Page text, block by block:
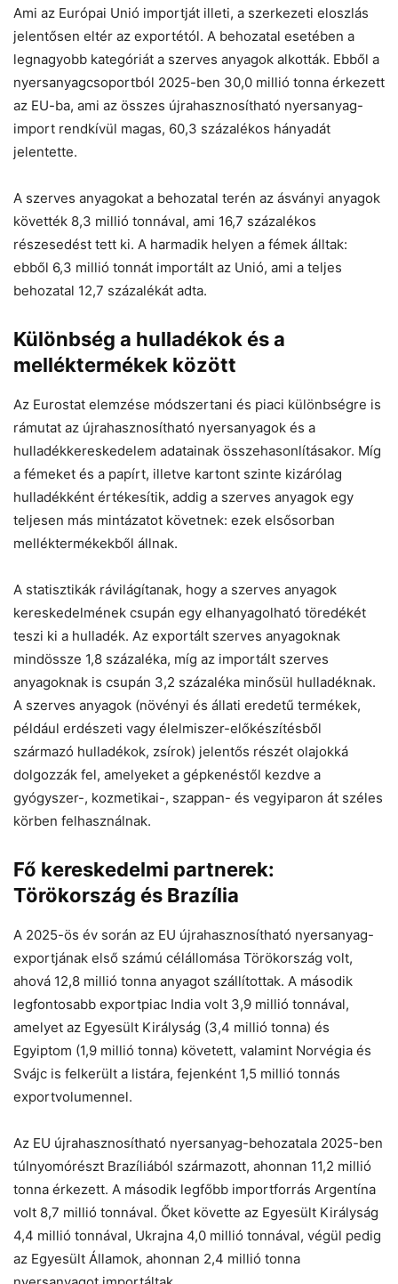
Ami az Európai Unió importját illeti, a szerkezeti eloszlás
jelentősen eltér az exportétól. A behozatal esetében a
legnagyobb kategóriát a szerves anyagok alkották. Ebből a
nyersanyagcsoportból 2025-ben 30,0 millió tonna érkezett
az EU-ba, ami az összes újrahasznosítható nyersanyag-
import rendkívül magas, 60,3 százalékos hányadát
jelentette.
A szerves anyagokat a behozatal terén az ásványi anyagok
követték 8,3 millió tonnával, ami 16,7 százalékos
részesedést tett ki. A harmadik helyen a fémek álltak:
ebből 6,3 millió tonnát importált az Unió, ami a teljes
behozatal 12,7 százalékát adta.
Különbség a hulladékok és a
melléktermékek között
Az Eurostat elemzése módszertani és piaci különbségre is
rámutat az újrahasznosítható nyersanyagok és a
hulladékkereskedelem adatainak összehasonlításakor. Míg
a fémeket és a papírt, illetve kartont szinte kizárólag
hulladékként értékesítik, addig a szerves anyagok egy
teljesen más mintázatot követnek: ezek elsősorban
melléktermékekből állnak.
A statisztikák rávilágítanak, hogy a szerves anyagok
kereskedelmének csupán egy elhanyagolható töredékét
teszi ki a hulladék. Az exportált szerves anyagoknak
mindössze 1,8 százaléka, míg az importált szerves
anyagoknak is csupán 3,2 százaléka minősül hulladéknak.
A szerves anyagok (növényi és állati eredetű termékek,
például erdészeti vagy élelmiszer-előkészítésből
származó hulladékok, zsírok) jelentős részét olajokká
dolgozzák fel, amelyeket a gépkenéstől kezdve a
gyógyszer-, kozmetikai-, szappan- és vegyiparon át széles
körben felhasználnak.
Fő kereskedelmi partnerek:
Törökország és Brazília
A 2025-ös év során az EU újrahasznosítható nyersanyag-
exportjának első számú célállomása Törökország volt,
ahová 12,8 millió tonna anyagot szállítottak. A második
legfontosabb exportpiac India volt 3,9 millió tonnával,
amelyet az Egyesült Királyság (3,4 millió tonna) és
Egyiptom (1,9 millió tonna) követett, valamint Norvégia és
Svájc is felkerült a listára, fejenként 1,5 millió tonnás
exportvolumennel.
Az EU újrahasznosítható nyersanyag-behozatala 2025-ben
túlnyomórészt Brazíliából származott, ahonnan 11,2 millió
tonna érkezett. A második legfőbb importforrás Argentína
volt 8,7 millió tonnával. Őket követte az Egyesült Királyság
4,4 millió tonnával, Ukrajna 4,0 millió tonnával, végül pedig
az Egyesült Államok, ahonnan 2,4 millió tonna